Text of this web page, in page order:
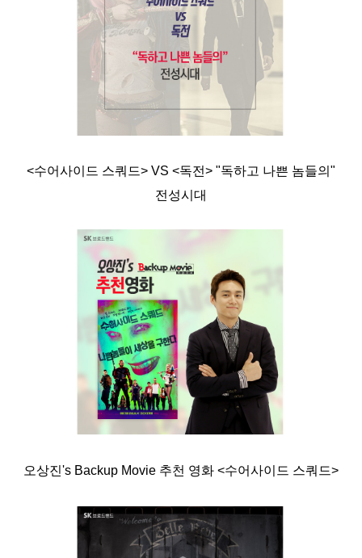
<수어사이드 스쿼드> VS <독전> "독하고 나쁜 놈들의"
전성시대
오상진's Backup Movie 추천 영화 <수어사이드 스쿼드>